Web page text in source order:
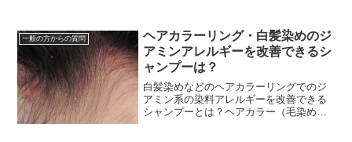
一般の方からの質問
ヘアカラーリング・白髪染めのジ
アミンアレルギーを改善できるシ
ャンプーは？
白髪染めなどのヘアカラーリングでのジ
アミン系の染料アレルギーを改善できる
シャンプーとは？ヘアカラー（毛染め）